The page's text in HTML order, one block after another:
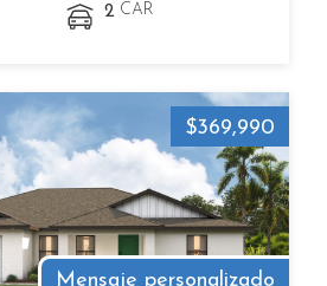
2 CAR
Mensaje personalizado
$369,990